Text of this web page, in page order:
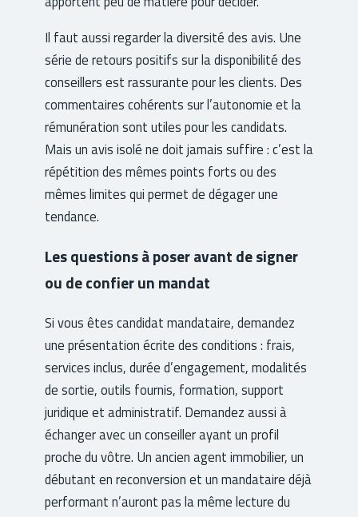
Il faut aussi regarder la diversité des avis. Une
série de retours positifs sur la disponibilité des
conseillers est rassurante pour les clients. Des
commentaires cohérents sur l’autonomie et la
rémunération sont utiles pour les candidats.
Mais un avis isolé ne doit jamais suffire : c’est la
répétition des mêmes points forts ou des
mêmes limites qui permet de dégager une
tendance.
Les questions à poser avant de signer
ou de confier un mandat
Si vous êtes candidat mandataire, demandez
une présentation écrite des conditions : frais,
services inclus, durée d’engagement, modalités
de sortie, outils fournis, formation, support
juridique et administratif. Demandez aussi à
échanger avec un conseiller ayant un profil
proche du vôtre. Un ancien agent immobilier, un
débutant en reconversion et un mandataire déjà
performant n’auront pas la même lecture du